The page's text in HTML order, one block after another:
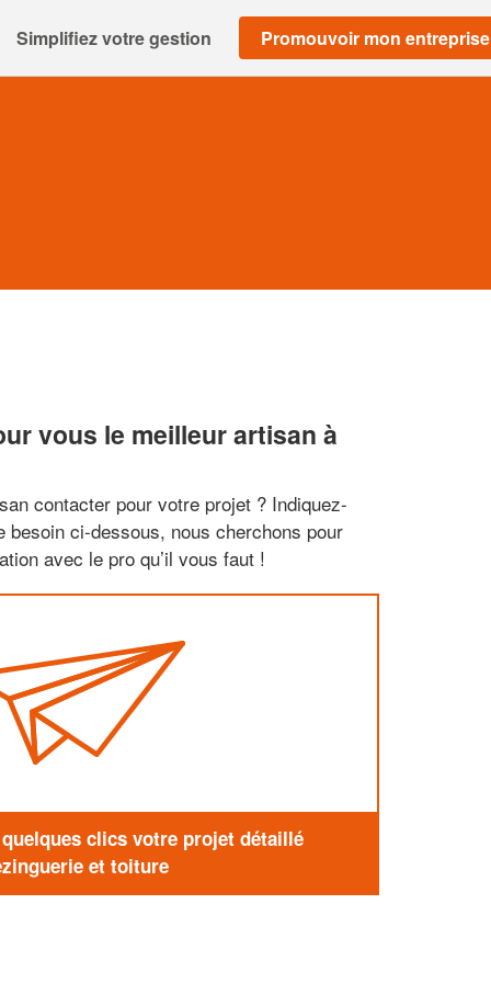
Simplifiez votre gestion Promouvoir mon entreprise
vous le meilleur artisan à
contacter pour votre projet ? Indiquez-
besoin ci-dessous, nous cherchons pour
avec le pro qu’il vous faut !
clics votre projet détaillé
et toiture